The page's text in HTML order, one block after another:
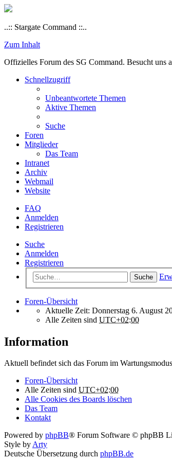
..:: Stargate Command ::..
Zum Inhalt
Offizielles Forum des SG Command. Besucht
Schnellzugriff
Unbeantwortete Themen
Aktive Themen
Suche
Foren
Mitglieder
Das Team
Intranet
Archiv
Webmail
Website
FAQ
Anmelden
Registrieren
Suche
Anmelden
Registrieren
Suche
Foren-Übersicht
Aktuelle Zeit: Donnerstag 6. August
Alle Zeiten sind UTC+02:00
Information
Aktuell befindet sich das Forum im
Foren-Übersicht
Alle Zeiten sind UTC+02:00
Alle Cookies des Boards löschen
Das Team
Kontakt
Powered by phpBB® Forum Software © phpBB
Style byArty
Deutsche Übersetzung durch phpBB.de